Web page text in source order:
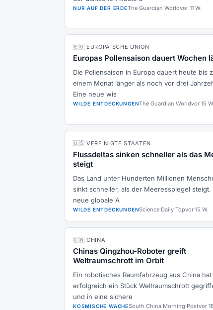
NUR AUF DER ERDEThe Guardian Worldvor 11 W.
🇪🇺 EUROPÄISCHE UNION
Europas Pollensaison dauert Wochen
Die Pollensaison in Europa dauert heute bis
einem Monat länger als noch vor drei
Eine neue wis
WILDE ENTDECKUNGENThe Guardian Worldvor 15
🇺🇸 VEREINIGTE STAATEN
Flussdeltas sinken schneller als das
steigt
Das Land unter Hunderten Millionen
sinkt schneller, als der Meeresspiegel steigt.
neue globale A
WILDE ENTDECKUNGENScience Daily Topvor 15 W.
🇨🇳 CHINA
Chinas Qingzhou-Roboter greift
Weltraumschrott im Orbit
Ein robotisches Raumfahrzeug aus China hat
erfolgreich ein Stück Weltraumschrott
und in eine sichere
KOSMISCHE WACHESouth China Morning Postvor